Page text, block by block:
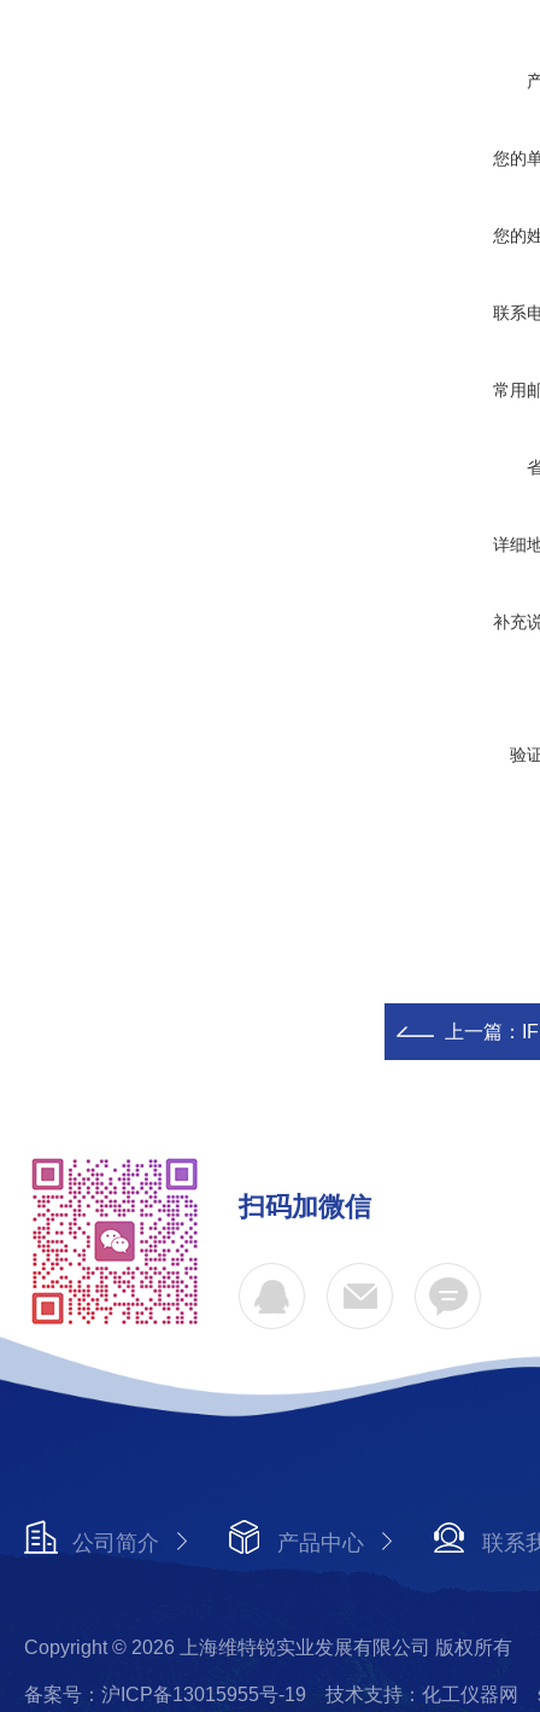
您的
您的
联系
常用
详细
补充
验
上一篇：
扫码加微信
公司简介 产品中心 联系
Copyright © 2026 上海维特锐实业发展有限公司 版权所有
备案号：沪ICP备13015955号-19 技术支持：化工仪器网